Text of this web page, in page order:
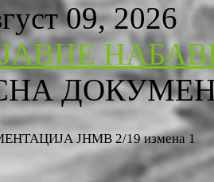
09, 2026
ЈАВНЕ
ЈНМВ 2/19 измена 1